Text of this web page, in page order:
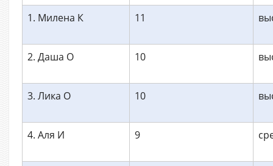
1. Милена К 11
2. Даша О 10
3. Лика О 10
4. Аля И 9